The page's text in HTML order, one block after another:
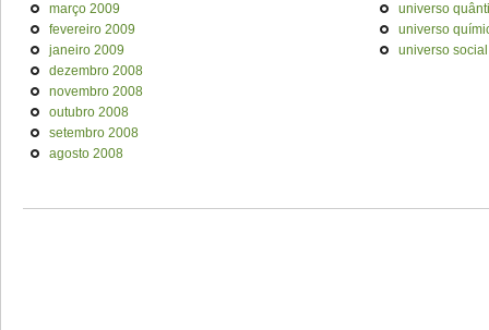
março 2009
fevereiro 2009
janeiro 2009
dezembro 2008
novembro 2008
outubro 2008
setembro 2008
agosto 2008
universo
universo
universo social